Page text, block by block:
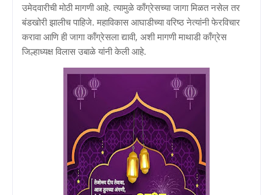
उमेदवारीची मोठी मागणी आहे. त्यामुळे काँग्रेसच्या जागा मिळत नसेल तर
बंडखोरी झालीच पाहिजे. महाविकास आघाडीच्या वरिष्ठ नेत्यांनी फेरविचार
करावा आणि ही जागा काँग्रेसला द्यावी, अशी मागणी माथाडी काँग्रेस
जिल्हाध्यक्ष विलास उबाळे यांनी केली आहे.